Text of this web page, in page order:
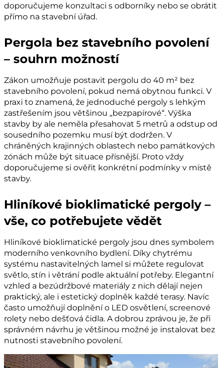
doporučujeme konzultaci s odborníky nebo se obrátit
přímo na stavební úřad.
Pergola bez stavebního povolení
– souhrn možností
Zákon umožňuje postavit pergolu do 40 m² bez
stavebního povolení, pokud nemá obytnou funkci. V
praxi to znamená, že jednoduché pergoly s lehkým
zastřešením jsou většinou „bezpapírové“. Výška
stavby by ale neměla přesahovat 5 metrů a odstup od
sousedního pozemku musí být dodržen. V
chráněných krajinných oblastech nebo památkových
zónách může být situace přísnější. Proto vždy
doporučujeme si ověřit konkrétní podmínky v místě
stavby.
Hliníkové bioklimatické pergoly –
vše, co potřebujete vědět
Hliníkové bioklimatické pergoly jsou dnes symbolem
moderního venkovního bydlení. Díky chytrému
systému nastavitelných lamel si můžete regulovat
světlo, stín i větrání podle aktuální potřeby. Elegantní
vzhled a bezúdržbové materiály z nich dělají nejen
praktický, ale i estetický doplněk každé terasy. Navíc
často umožňují doplnění o LED osvětlení, screenové
rolety nebo dešťová čidla. A dobrou zprávou je, že při
správném návrhu je většinou možné je instalovat bez
nutnosti stavebního povolení.